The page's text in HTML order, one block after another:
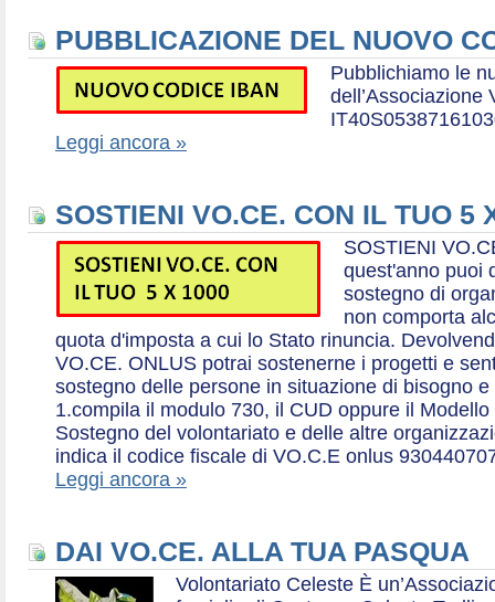
PUBBLICAZIONE DEL NUOVO
Pubblichiamo le
dell’Associazione
Leggi ancora »
SOSTIENI VO.CE. CON IL TUO 5
SOSTIENI
quest'anno puoi
sostegno di
non comporta
quota d'imposta a cui lo Stato rinuncia.
VO.CE. ONLUS potrai sostenerne i progetti e
sostegno delle persone in situazione di bisogno
1.compila il modulo 730, il CUD oppure il
Sostegno del volontariato e delle altre
indica il codice fiscale di VO.C.E onlus
Leggi ancora »
DAI VO.CE. ALLA TUA PASQUA
Volontariato Celeste È